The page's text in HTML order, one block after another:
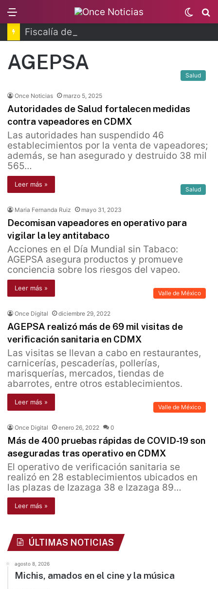
Switch
skin
AGEPSA
Salud
Once Noticias marzo 5, 2025
Autoridades de Salud fortalecen medidas
contra vapeadores en CDMX
Las autoridades han suspendido 46
establecimientos por la venta de vapeadores;
además, se han asegurado y destruido 38 mil
565…
Leer más »
Salud
Maria Fernanda Ruiz mayo 31, 2023
Decomisan vapeadores en operativo para
vigilar la ley antitabaco
Acciones en el Día Mundial sin Tabaco:
AGEPSA asegura productos y promueve
conciencia sobre los riesgos del vapeo.
Leer más »
Valle de México
Once Digital diciembre 29, 2022
AGEPSA realizó más de 69 mil visitas de
verificación sanitaria en CDMX
Las visitas se llevan a cabo en restaurantes,
carnicerías, pescaderías, pollerías,
marisquerías, mercados, tiendas de
abarrotes, entre otros establecimientos.
Leer más »
Valle de México
Once Digital enero 26, 2022 0
Más de 400 pruebas rápidas de COVID-19 son
aseguradas tras operativo en CDMX
El operativo de verificación sanitaria se
realizó en 28 establecimientos ubicados en
las plazas de Izazaga 38 e Izazaga 89…
Leer más »
ÚLTIMAS NOTICIAS
agosto 8, 2026
Michis, amados en el cine y la música